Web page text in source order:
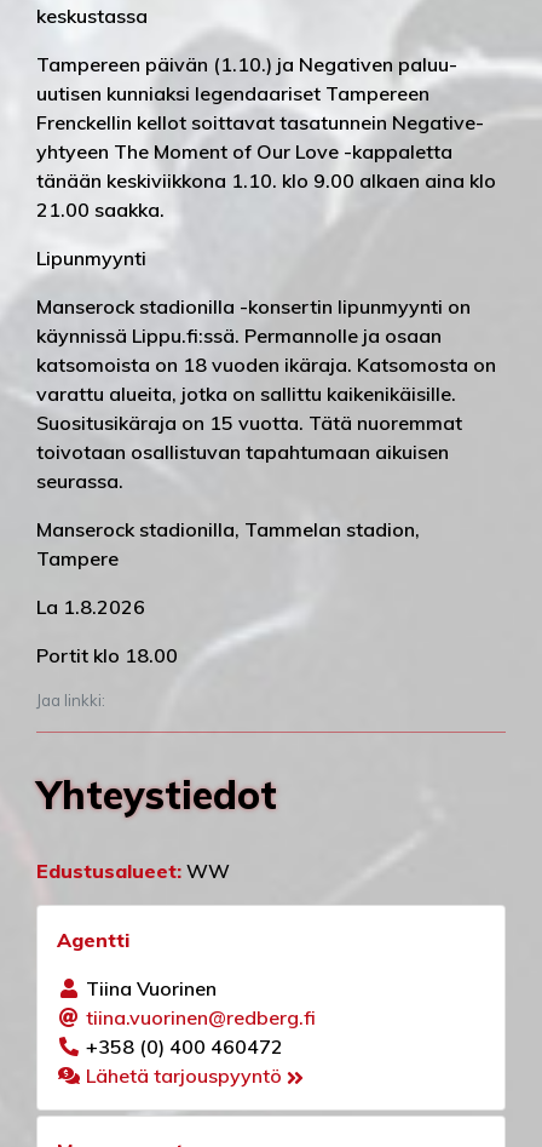
keskustassa
Tampereen päivän (1.10.) ja Negativen paluu-
uutisen kunniaksi legendaariset Tampereen
Frenckellin kellot soittavat tasatunnein Negative-
yhtyeen The Moment of Our Love -kappaletta
tänään keskiviikkona 1.10. klo 9.00 alkaen aina klo
21.00 saakka.
Lipunmyynti
Manserock stadionilla -konsertin lipunmyynti on
käynnissä Lippu.fi:ssä. Permannolle ja osaan
katsomoista on 18 vuoden ikäraja. Katsomosta on
varattu alueita, jotka on sallittu kaikenikäisille.
Suositusikäraja on 15 vuotta. Tätä nuoremmat
toivotaan osallistuvan tapahtumaan aikuisen
seurassa.
Manserock stadionilla, Tammelan stadion,
Tampere
La 1.8.2026
Portit klo 18.00
Jaa linkki:
Yhteystiedot
Edustusalueet: WW
Agentti
Tiina Vuorinen
tiina.vuorinen@redberg.fi
+358 (0) 400 460472
Lähetä tarjouspyyntö